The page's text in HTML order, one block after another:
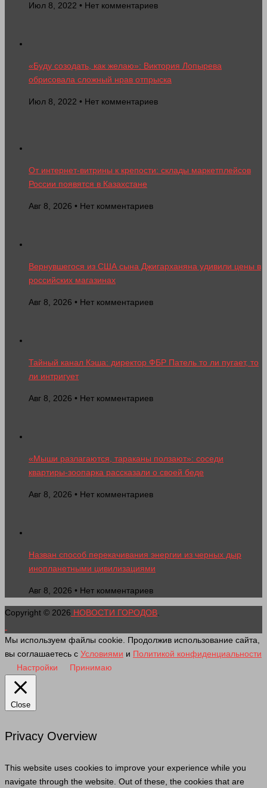
Июл 8, 2022 • Нет комментариев
«Буду созодать, как желаю»: Виктория Лопырева
обрисовала сложный нрав отпрыска
Июл 8, 2022 • Нет комментариев
От интернет-витрины к крепости: склады маркетплейсов
России появятся в Казахстане
Авг 8, 2026 • Нет комментариев
Вернувшегося из США сына Джигарханяна удивили цены в
российских магазинах
Авг 8, 2026 • Нет комментариев
Тайный канал Кэша: директор ФБР Патель то ли пугает, то
ли интригует
Авг 8, 2026 • Нет комментариев
«Мыши разлагаются, тараканы ползают»: соседи
квартиры-зоопарка рассказали о своей беде
Авг 8, 2026 • Нет комментариев
Назван способ перекачивания энергии из черных дыр
инопланетными цивилизациями
Авг 8, 2026 • Нет комментариев
Copyright © 2026 НОВОСТИ ГОРОДОВ.
Мы используем файлы cookie. Продолжив использование сайта,
вы соглашаетесь с Условиями и Политикой конфиденциальности
Настройки
Принимаю
Close
Privacy Overview
This website uses cookies to improve your experience while you
navigate through the website. Out of these, the cookies that are